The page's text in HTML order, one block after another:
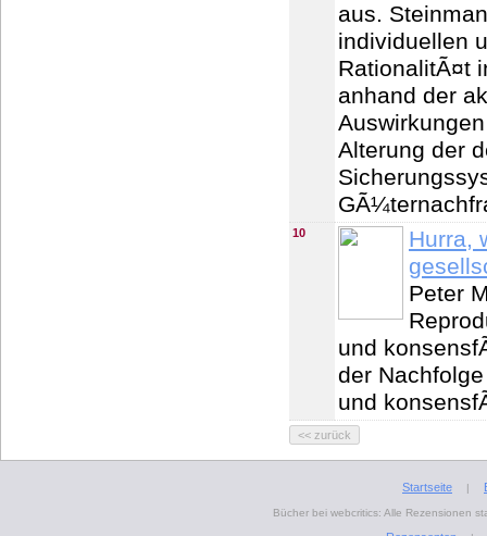
aus.
individuellen
RationalitÃ¤t
anhand der
Alterung der
10
Hurra,
Peter
und
der
und
Startseite |
Bücher bei webcritics: Alle Rezensionen